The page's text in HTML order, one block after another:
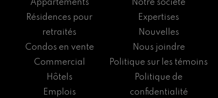
Appartements
Résidences pour
retraités
Condos en vente
Commercial
Hôtels
Emplois
Notre société
Expertises
Nouvelles
Nous joindre
Politique sur les témoins
Politique de
confidentialité